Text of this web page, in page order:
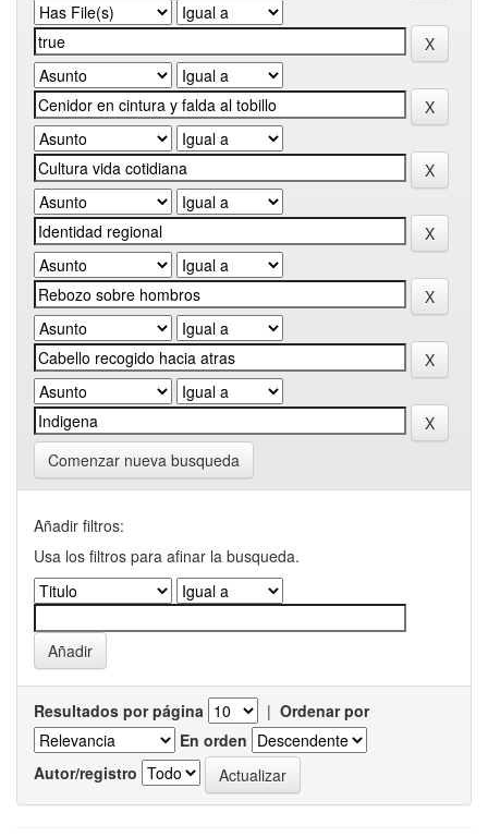
Comenzar nueva busqueda
Añadir filtros:
Usa los filtros para afinar la busqueda.
Resultados por página | Ordenar por
En orden
Autor/registro